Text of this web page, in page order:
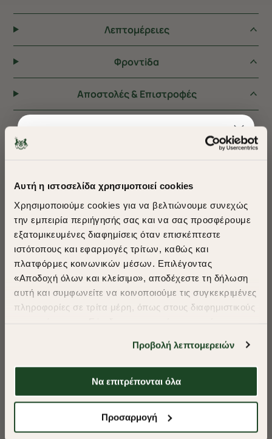
Αυτή η ιστοσελίδα χρησιμοποιεί cookies
Χρησιμοποιούμε cookies για να βελτιώνουμε συνεχώς
την εμπειρία περιήγησής σας και να σας προσφέρουμε
εξατομικευμένες διαφημίσεις όταν επισκέπτεστε
ιστότοπους και εφαρμογές τρίτων, καθώς και
πλατφόρμες κοινωνικών μέσων. Επιλέγοντας
«Αποδοχή όλων και κλείσιμο», αποδέχεστε τη δήλωση
αυτή και συμφωνείτε να κοινοποιούμε τις συγκεκριμένες
πληροφορίες σε τρίτα μέρη, όπως στους διαφημιστικούς
απαιτούμενα cookies» και θα περιοριστούμε
στα cookies και τις τεχνολογίες που είναι απολύτως
απαραίτητα για την ασφαλή απόδοση και
λειτουργικότητα της ιστοσελίδας μας. Ωστόσο, λάβετε
θα μπορούμε να συλλέξουμε πληροφορίες που θα
Προβολή λεπτομερειών
Να επιτρέπονται όλα
Προσαρμογή
Λεπτομέρειες
Φροντiδα
Αποστολές & Επιστροφές
-50%
ΓΙΛΕΚΟ BODY WARM REGULAR FIT
-50%
ΓΙΛΕΚΟ BODY
​
A Season of Style
SUMMER SALE
Shop Now